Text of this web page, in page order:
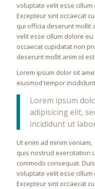
voluptate velit esse
Excepteur sint occaecat
qui officia deserunt mollit
velit esse cillum dolore
occaecat cupidatat non
deserunt mollit anim id
Lorem ipsum dolor sit
eiusmod tempor
Lorem ipsum
adipisicing elit,
incididunt ut
Ut enim ad minim veniam,
quis nostrud exercitation
commodo consequat.
voluptate velit esse
Excepteur sint occaecat